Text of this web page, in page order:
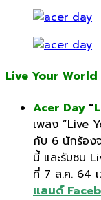
Live Your World
Acer Day “
เพลง “Live
กับ 6 นักร้อง
นี้ และรับชม
ที่ 7 ส.ค. 64
แลนด์